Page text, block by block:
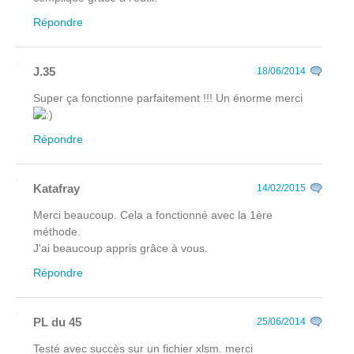
Répondre
J.35 18/06/2014
Super ça fonctionne parfaitement !!! Un énorme merci
Répondre
Katafray 14/02/2015
Merci beaucoup. Cela a fonctionné avec la 1ère
méthode.
J'ai beaucoup appris grâce à vous.
Répondre
PL du 45 25/06/2014
Testé avec succès sur un fichier xlsm. merci